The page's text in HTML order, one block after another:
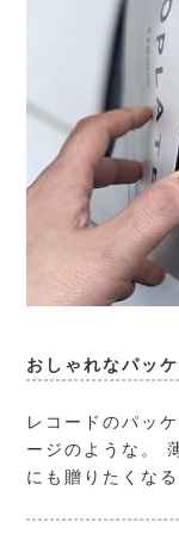
おしゃれなパッ
レコードのパッ
ージのような。
にも贈りたくな